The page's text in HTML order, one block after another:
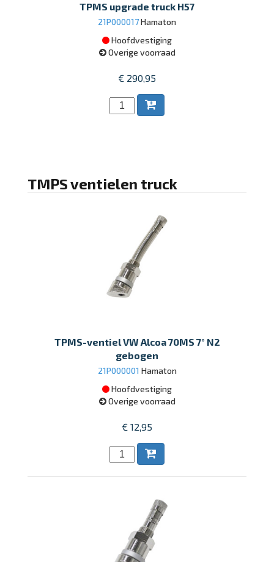
TPMS upgrade truck H57
21P000017Hamaton
Hoofdvestiging
Overige voorraad
€ 290,95
TMPS ventielen truck
TPMS-ventiel VW Alcoa 70MS 7° N2
gebogen
21P000001 Hamaton
Hoofdvestiging
Overige voorraad
€ 12,95